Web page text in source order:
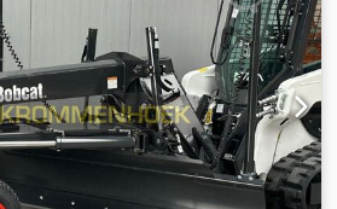
Vi erbjuder gärna ett leasing-
vid förfrågan. Herr Mihm
Ytterligare information finns på vår
för felskrivning och
Aifef Servostyrning,
information = Lyftkapacitet: 3 000
Tobias Ebert för mer